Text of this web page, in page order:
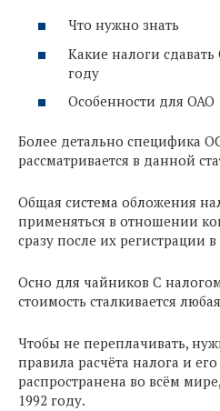
Что нужно знать
Какие налоги
году
Особенности для ОАО
Более детально специфика
рассматривается в данной
Общая система обложения
применяться в отношении
сразу после их регистрации
Осно для чайников С
стоимость сталкивается
Чтобы не переплачивать,
правила расчёта налога и
распространена во всём
1992 году.